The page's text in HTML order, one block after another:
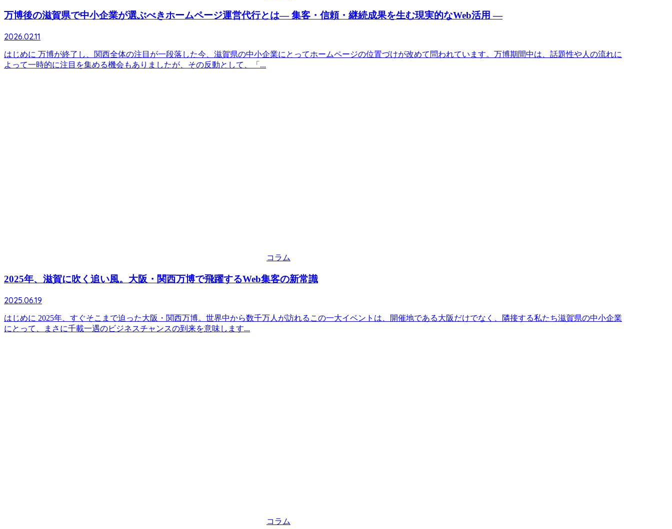
万博後の滋賀県で中小企業が選ぶべきホームページ運営代行とは― 集客・信頼・継続成果を生む現実的なWeb活用 ―
2026.02.11
はじめに 万博が終了し、関西全体の注目が一段落した今、滋賀県の中小企業にとってホームページの位置づけが改めて問われています。万博期間中は、話題性や人の流れに
よって一時的に注目を集める機会もありましたが、その反動として、「...
コラム
2025年、滋賀に吹く追い風。大阪・関西万博で飛躍するWeb集客の新常識
2025.06.19
はじめに 2025年、すぐそこまで迫った大阪・関西万博。世界中から数千万人が訪れるこの一大イベントは、開催地である大阪だけでなく、隣接する私たち滋賀県の中小企業
にとって、まさに千載一遇のビジネスチャンスの到来を意味します...
コラム